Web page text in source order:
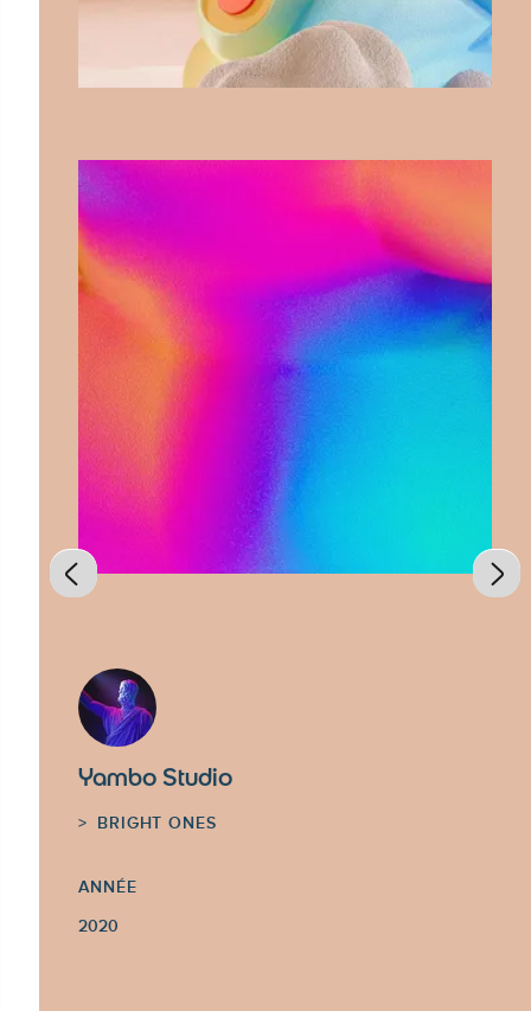
Yambo Studio
BRIGHT ONES
ANNÉE
2020